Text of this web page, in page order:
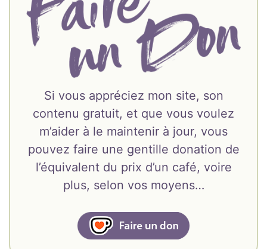
Si vous appréciez mon site, son
contenu gratuit, et que vous voulez
m’aider à le maintenir à jour, vous
pouvez faire une gentille donation de
l’équivalent du prix d’un café, voire
plus, selon vos moyens…